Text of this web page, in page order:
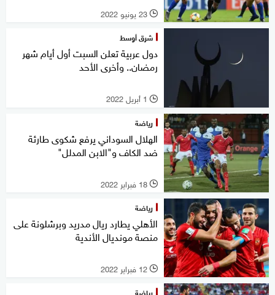
l 23 يونيو 2022
شرق أوسط
دول عربية تعلن السبت أول أيام شهر
رمضان.. وأخرى الأحد
l 1 أبريل 2022
رياضة
الهلال السوداني يرفع شكوى طارئة
ضد الكاف و"الابن المدلل"
l 18 فبراير 2022
رياضة
الأهلي يطارد ريال مدريد وبرشلونة على
منصة مونديال الأندية
l 12 فبراير 2022
رياضة